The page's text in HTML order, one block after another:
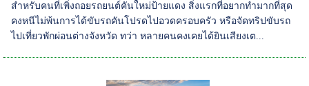
สำหรับคนที่เพิ่งถอยรถยนต์คันใหม่ป้ายแดง สิ่งแรกที่อยากทำมากที่สุด
คงหนีไม่พ้นการได้ขับรถคันโปรดไปอวดครอบครัว หรือจัดทริปขับรถ
ไปเที่ยวพักผ่อนต่างจังหวัด ทว่า หลายคนคงเคยได้ยินเสียงเต...